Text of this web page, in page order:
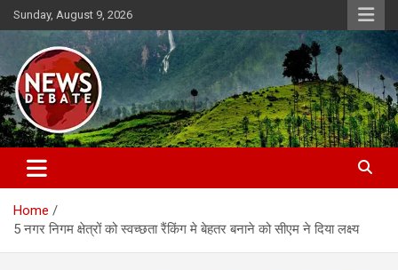
Skip
to
content
Sunday, August 9, 2026
News Debate
Home
5 नगर निगम क्षेत्रों को स्वच्छता रैंकिंग मे बेहतर बनाने को सीएम ने दिया लक्ष्य